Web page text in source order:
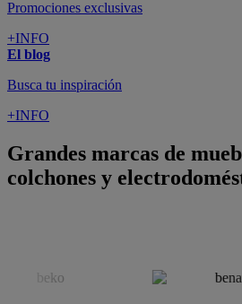
Promociones exclusivas
+INFO
El blog
Busca tu inspiración
+INFO
Grandes marcas de
colchones y